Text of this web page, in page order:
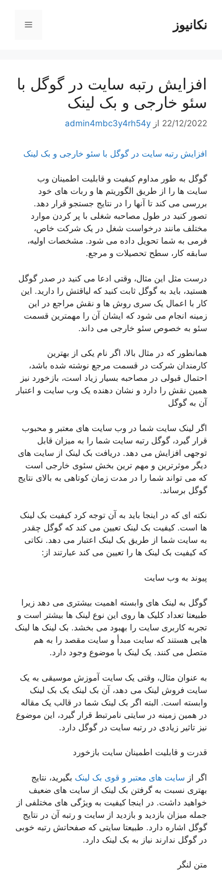
محتوانکانیوز فهرست
افزایش رتبه سایت در گوگل با
سئو خارجی و بک لینک
22/12/2022 از admin4mbc3y4rh54y
افزایش رتبه سایت در گوگل با سئو خارجی و بک لینک
گوگل به طور مداوم کیفیت و قابلیت اطمینان وب
سایت ها را از طریق الگوریتم ها و ربات های خود
بررسی می کند تا آنها را در نتایج جستجو قرار دهد.
تصور کنید در طول مصاحبه شغلی با پر کردن موارد
مختلف مانند درخواست شغل در یک شرکت خاص،
فرمی به شما تحویل داده می شود. مشخصات اولیه،
سابقه کار، سطح تحصیلات و مرجع.
درست مثل این مثال، وقتی ادعا می کنید در صدر گوگل
هستید، باید به گوگل ثابت کنید که لیاقتش را دارید. این
کار با اعمال یک سری روش ها و نقش مراجع در این
زمینه انجام می شود که ایشان آن را مهمترین قسمت
سئو به خصوص سئو خارجی می داند.
همانطور که در مثال بالا، اگر نام یکی از بهترین
کارمندان شرکت در قسمت مرجع نوشته شده باشد،
احتمال قبولی در مصاحبه بسیار زیاد است، بازخورد نیز
همین نقش را دارد و نشان دهنده یک وب سایت و اعتبار
آن به گوگل
اگر لینک سایت شما در وب سایت های معتبر و محبوب
قرار گیرد، گوگل رتبه سایت شما را به میزان قابل
توجهی افزایش می دهد. دریافت بک لینک از سایت های
دیگر موثرترین و مهم ترین بخش سئوی خارجی است
که می تواند شما را در مدت زمان کوتاهی به بالای نتایج
گوگل برساند.
نکته ای که در اینجا باید به آن توجه کرد کیفیت بک لینک
ها است. کیفیت بک لینک تعیین می کند که گوگل چقدر
به سایت شما از طریق بک لینک اعتبار می دهد. نکاتی
که کیفیت بک لینک ها را تعیین می کند عبارتند از:
پیوند به وب سایت
گوگل به لینک های وابسته اهمیت بیشتری می دهد زیرا
طبیعتا تعداد کلیک ها روی این نوع لینک ها بیشتر است و
تجربه کاربری سایت را بهبود می بخشد. بک لینک ها لینک
هایی هستند که سایت مبدأ و سایت مقصد را به هم
متصل می کنند. یک لینک با موضوع وجود دارد.
به عنوان مثال، وقتی یک سایت آموزش موسیقی به یک
سایت فروش لینک می دهد، آن بک لینک یک بک لینک
وابسته است. البته اگر بک لینک شما در قالب یک مقاله
در همین زمینه در سایتی نامرتبط قرار گیرد، این موضوع
نیز تاثیر زیادی در رتبه سایت در گوگل دارد.
قدرت و قابلیت اطمینان سایت بازخورد
اگر از سایت های معتبر و قوی بک لینک بگیرید، نتایج
بهتری نسبت به گرفتن بک لینک از سایت های ضعیف
خواهید داشت. در اینجا کیفیت به ویژگی های مختلفی از
جمله میزان بازدید و بازدید از سایت و رتبه آن در نتایج
گوگل اشاره دارد. طبیعتا سایتی که صفحاتش رتبه خوبی
در گوگل ندارند نیاز به بک لینک دارد.
متن لنگر